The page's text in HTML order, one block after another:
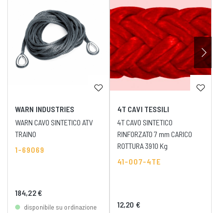
WARN INDUSTRIES
WARN CAVO SINTETICO ATV
TRAINO
1-69069
184,22 €
disponibile su ordinazione
4T CAVI TESSILI
4T CAVO SINTETICO
RINFORZATO 7 mm CARICO
ROTTURA 3910 Kg
41-007-4TE
12,20 €